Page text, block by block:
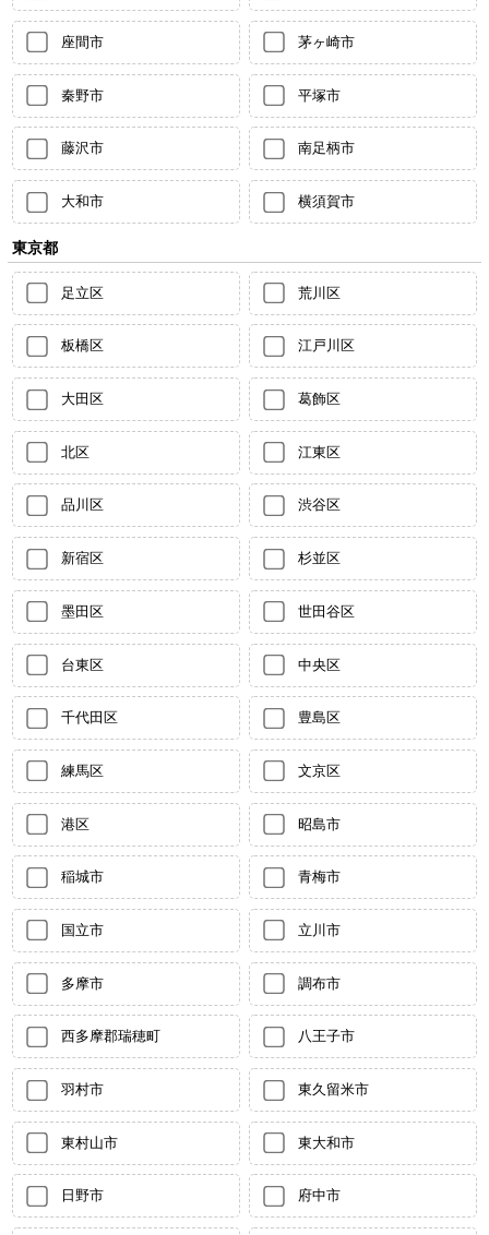
座間市 茅ヶ崎市
秦野市 平塚市
藤沢市 南足柄市
大和市 横須賀市
東京都
足立区 荒川区
板橋区 江戸川区
大田区 葛飾区
北区 江東区
品川区 渋谷区
新宿区 杉並区
墨田区 世田谷区
台東区 中央区
千代田区 豊島区
練馬区 文京区
港区 昭島市
稲城市 青梅市
国立市 立川市
多摩市 調布市
西多摩郡瑞穂町 八王子市
羽村市 東久留米市
東村山市 東大和市
日野市 府中市